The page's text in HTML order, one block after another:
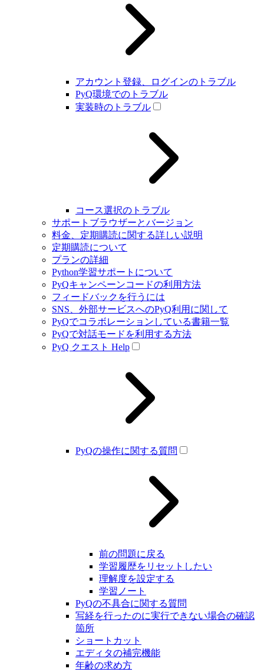
アカウント登録、ログインのトラブル
PyQ環境でのトラブル
実装時のトラブル
コース選択のトラブル
サポートブラウザーとバージョン
料金、定期購読に関する詳しい説明
定期購読について
プランの詳細
Python学習サポートについて
PyQキャンペーンコードの利用方法
フィードバックを行うには
SNS、外部サービスへのPyQ利用に関して
PyQでコラボレーションしている書籍一覧
PyQで対話モードを利用する方法
PyQ クエスト Help
PyQの操作に関する質問
前の問題に戻る
学習履歴をリセットしたい
理解度を設定する
学習ノート
PyQの不具合に関する質問
写経を行ったのに実行できない場合の確認
箇所
ショートカット
エディタの補完機能
年齢の求め方